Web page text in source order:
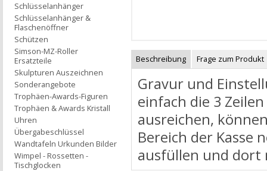
Beschreibung Frage zum Produkt
Gravur und
einfach die 3
ausreichen,
Bereich der Kasse
ausfüllen und dort
Schlüsselanhänger
Schlüsselanhänger &
Flaschenöffner
Schützen
Simson-MZ-Roller
Ersatzteile
Skulpturen Auszeichnen
Sonderangebote
Trophäen-Awards-Figuren
Trophäen & Awards Kristall
Uhren
Übergabeschlüssel
Wandtafeln Urkunden Bilder
Wimpel - Rossetten -
Tischglocken